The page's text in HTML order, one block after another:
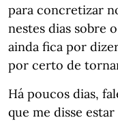
para concretizar
nestes dias sobre
ainda fica por
por certo de
Há poucos dias,
que me disse